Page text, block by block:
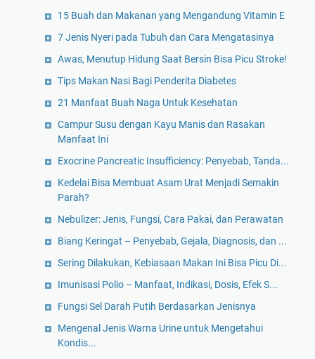
15 Buah dan Makanan yang Mengandung Vitamin E
7 Jenis Nyeri pada Tubuh dan Cara Mengatasinya
Awas, Menutup Hidung Saat Bersin Bisa Picu Stroke!
Tips Makan Nasi Bagi Penderita Diabetes
21 Manfaat Buah Naga Untuk Kesehatan
Campur Susu dengan Kayu Manis dan Rasakan
Manfaat Ini
Exocrine Pancreatic Insufficiency: Penyebab, Tanda...
Kedelai Bisa Membuat Asam Urat Menjadi Semakin
Parah?
Nebulizer: Jenis, Fungsi, Cara Pakai, dan Perawatan
Biang Keringat – Penyebab, Gejala, Diagnosis, dan ...
Sering Dilakukan, Kebiasaan Makan Ini Bisa Picu Di...
Imunisasi Polio – Manfaat, Indikasi, Dosis, Efek S...
Fungsi Sel Darah Putih Berdasarkan Jenisnya
Mengenal Jenis Warna Urine untuk Mengetahui
Kondis...